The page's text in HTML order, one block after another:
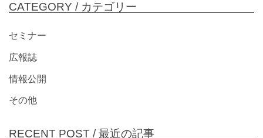
CATEGORY / カテゴリー
セミナー
広報誌
情報公開
その他
RECENT POST /最近の記事